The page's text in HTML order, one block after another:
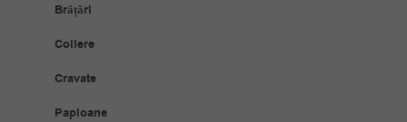
Brățări
Coliere
Cravate
Papioane